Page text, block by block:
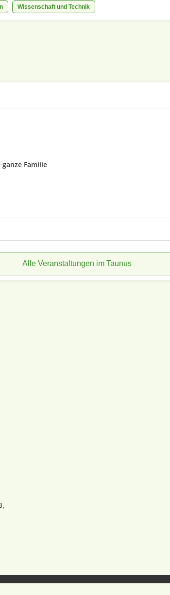
Wissenschaft und Technik
Familie
Alle Veranstaltungen im Taunus